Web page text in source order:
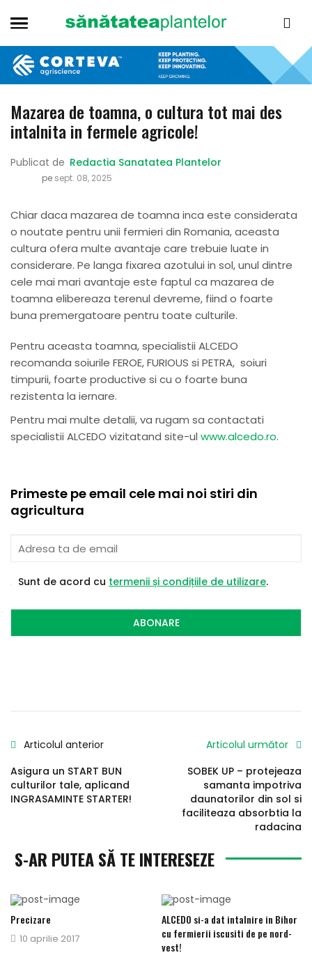
Mazarea de toamna, o cultura tot mai des
intalnita in fermele agricole!
Publicat de Redactia Sanatatea Plantelor
pe sept. 08, 2025
Chiar daca mazarea de toamna inca este considerata
o noutate pentru unii fermieri din Romania, aceasta
cultura ofera multe avantaje care trebuie luate in
considerare. Pe langa fixarea azotului in sol, unul dintre
cele mai mari avantaje este faptul ca mazarea de
toamna elibereaza terenul devreme, fiind o foarte
buna premergatoare pentru toate culturile.
Pentru aceasta toamna, specialistii ALCEDO
recomanda soiurile FEROE, FURIOUS si PETRA, soiuri
timpurii, foarte productive si cu o foarte buna
rezistenta la iernare.
Pentru mai multe detalii, va rugam sa contactati
specialistii ALCEDO vizitatand site-ul www.alcedo.ro.
Primeste pe email cele mai noi stiri din
agricultura
Sunt de acord cu termenii și condițiile de utilizare.
ABONARE
Articolul anterior
Asigura un START BUN
culturilor tale, aplicand
INGRASAMINTE STARTER!
Articolul următor
SOBEK UP – protejeaza
samanta impotriva
daunatorilor din sol si
faciliteaza absorbtia la
radacina
S-AR PUTEA SĂ TE INTERESEZE
Precizare
Publicat
10 aprilie 2017
ALCEDO si-a dat intalnire in Bihor
cu fermierii iscusiti de pe nord-
vest!